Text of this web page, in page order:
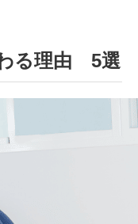
る理由 5選